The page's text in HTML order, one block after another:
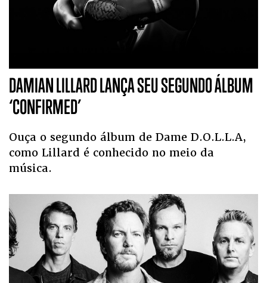
DAMIAN LILLARD LANÇA SEU SEGUNDO ÁLBUM
‘CONFIRMED’
Ouça o segundo álbum de Dame D.O.L.L.A,
como Lillard é conhecido no meio da
música.